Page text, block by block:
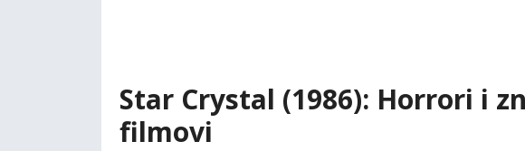
Star Crystal (1986): Horrori i
filmovi